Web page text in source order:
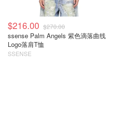
$216.00 $270.00
ssense Palm Angels 紫色滴落曲线
Logo落肩T恤
SSENSE